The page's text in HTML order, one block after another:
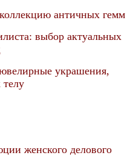
античных гемм
выбор актуальных
украшения,
женского делового